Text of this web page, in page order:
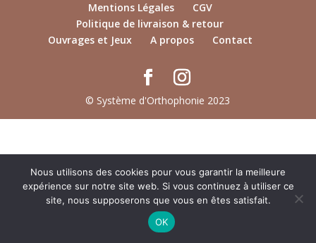
Mentions Légales
CGV
Politique de livraison & retour
Ouvrages et Jeux
A propos Contact
© Système d'Orthophonie 2023
Nous utilisons des cookies pour vous garantir la meilleure
expérience sur notre site web. Si vous continuez à utiliser ce
site, nous supposerons que vous en êtes satisfait.
OK